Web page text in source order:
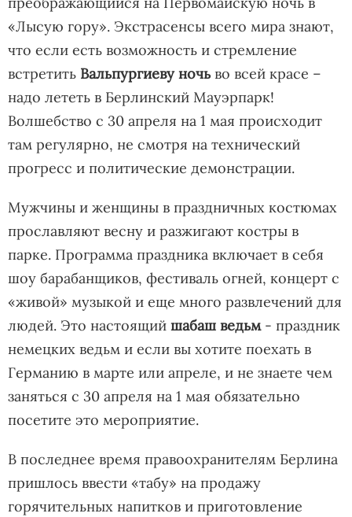
«Лысую гору». Экстрасенсы всего мира знают,
что если есть возможность и стремление
встретить Вальпургиеву ночь во всей красе –
надо лететь в Берлинский Мауэрпарк!
Волшебство с 30 апреля на 1 мая происходит
там регулярно, не смотря на технический
прогресс и политические демонстрации.
Мужчины и женщины в праздничных костюмах
прославляют весну и разжигают костры в
парке. Программа праздника включает в себя
шоу барабанщиков, фестиваль огней, концерт с
«живой» музыкой и еще много развлечений для
людей. Это настоящий шабаш ведьм- праздник
немецких ведьм и если вы хотите поехать в
Германию в марте или апреле, и не знаете чем
заняться с 30 апреля на 1 мая обязательно
посетите это мероприятие.
В последнее время правоохранителям Берлина
пришлось ввести «табу» на продажу
горячительных напитков и приготовление